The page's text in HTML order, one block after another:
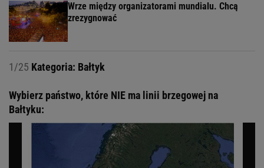
Wrze między organizatorami mundialu. Chcą
zrezygnować
1/25 Kategoria: Bałtyk
Wybierz państwo, które NIE ma linii brzegowej na
Bałtyku: